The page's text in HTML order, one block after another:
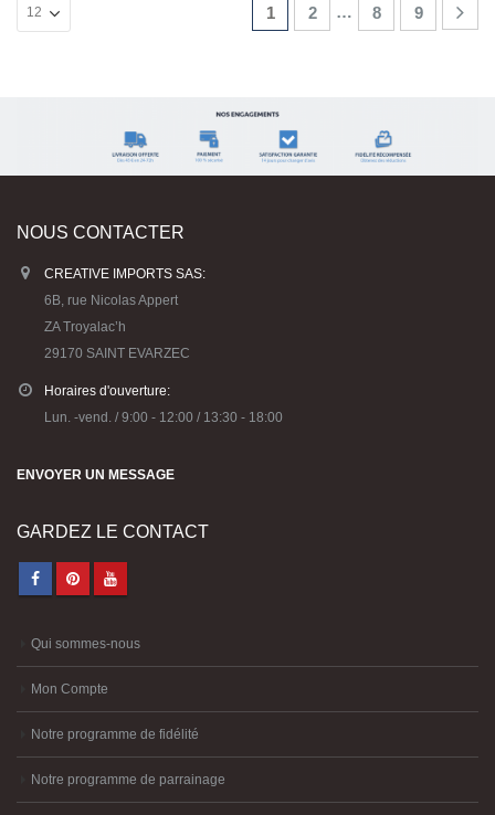
1 2 … 8 9
NOUS CONTACTER
CREATIVE IMPORTS SAS:
6B, rue Nicolas Appert
ZA Troyalac’h
29170 SAINT EVARZEC
Horaires d'ouverture:
Lun. -vend. / 9:00 - 12:00 / 13:30 - 18:00
ENVOYER UN MESSAGE
GARDEZ LE CONTACT
Qui sommes-nous
Mon Compte
Notre programme de fidélité
Notre programme de parrainage